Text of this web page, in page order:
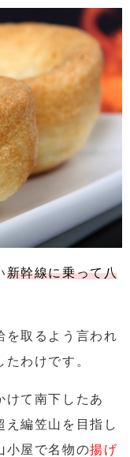
新幹線に乗って八
を取るよう言われ
わけです。
けて南下したあ
え編笠山を目指し
小屋で名物の揚げ